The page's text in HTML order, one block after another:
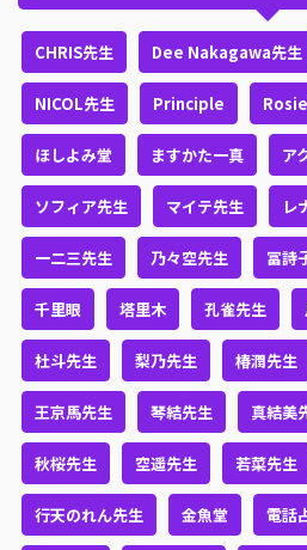
CHRIS先生 Dee Nakagawa先生
NICOL先生 Principle
ほしよみ堂 ますかた一真 ア
ソフィア先生 マイテ先生 レ
一二三先生 乃々空先生 冨詩
千里眼 塔里木 孔雀先生
杜斗先生 梨乃先生 椿潤先生
王京馬先生 琴結先生 真結美
秋桜先生 空遥先生 若菜先生
行天のれん先生 金魚堂 電話